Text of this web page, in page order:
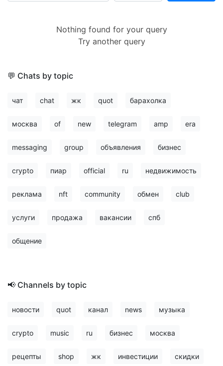
Nothing found for your query
Try another query
💬 Chats by topic
чат chat жк quot барахолка
москва of new telegram amp era
messaging group объявления бизнес
crypto пиар official ru недвижимость
реклама nft community обмен club
услуги продажа вакансии спб
общение
📢 Channels by topic
новости quot канал news музыка
crypto music ru бизнес москва
рецепты shop жк инвестиции скидки